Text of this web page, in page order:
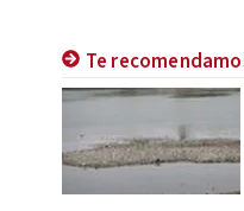
Te